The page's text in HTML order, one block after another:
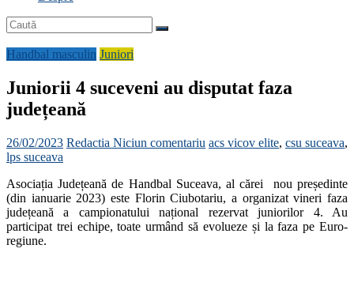
Handbal masculin Juniori
Juniorii 4 suceveni au disputat faza
județeană
26/02/2023 Redactia Niciun comentariu acs vicov elite, csu suceava,
lps suceava
Asociația Județeană de Handbal Suceava, al cărei nou președinte
(din ianuarie 2023) este Florin Ciubotariu, a organizat vineri faza
județeană a campionatului național rezervat juniorilor 4. Au
participat trei echipe, toate urmând să evolueze și la faza pe Euro-
regiune.